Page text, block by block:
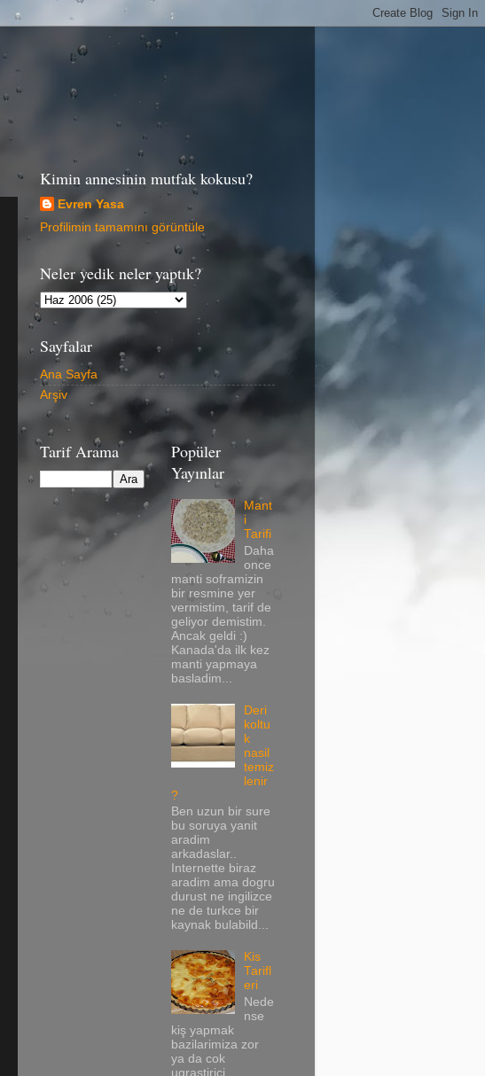
Kimin annesinin mutfak kokusu?
Evren Yasa
Profilimin tamamını görüntüle
Neler yedik neler yaptık?
Sayfalar
Ana Sayfa
Arşiv
Tarif Arama
Popüler
Yayınlar
Mant
i
Tarifi
Daha
once
manti soframizin
bir resmine yer
vermistim, tarif de
geliyor demistim.
Ancak geldi :)
Kanada'da ilk kez
manti yapmaya
basladim...
Deri
koltu
k
nasil
temiz
lenir
?
Ben uzun bir sure
bu soruya yanit
aradim
arkadaslar..
Internette biraz
aradim ama dogru
durust ne ingilizce
ne de turkce bir
kaynak bulabild...
Kis
Tarifl
eri
Nede
nse
kiş yapmak
bazilarimiza zor
ya da cok
ugrastirici